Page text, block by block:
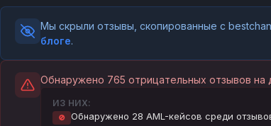
Мы скрыли отзывы, скопированные с
блоге.
Обнаружено 765 отрицательных отзывов на
ИЗ НИХ:
🚫 Обнаружено 28 AML-кейсов среди